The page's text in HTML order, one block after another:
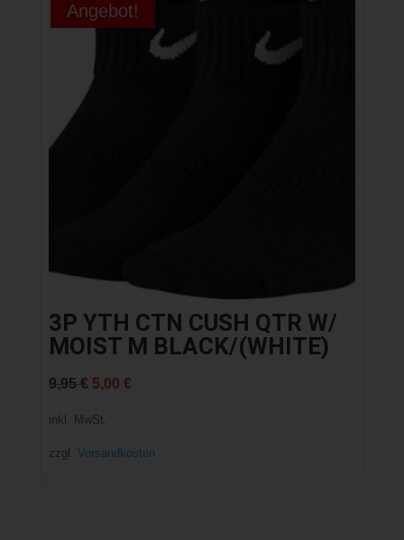
Angebot!
3P YTH CTN CUSH QTR W/
MOIST M BLACK/(WHITE)
9,95 € Ursprünglicher
Preis
5,00 €Aktueller
inkl. MwSt.
zzgl. Versandkosten